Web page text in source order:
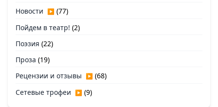
Новости ▶ (77)
Пойдем в театр! (2)
Поэзия (22)
Проза (19)
Рецензии и отзывы ▶ (68)
Сетевые трофеи ▶ (9)